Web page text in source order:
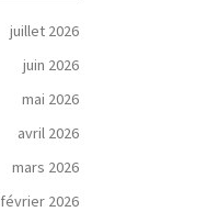
juillet 2026
juin 2026
mai 2026
avril 2026
mars 2026
février 2026